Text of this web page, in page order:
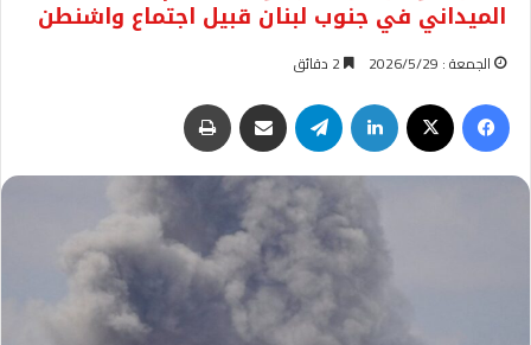
الميداني في جنوب لبنان قبيل اجتماع واشنطن
الجمعة : 2026/5/29
فيسبوك لينكدإن تيلقرام مشاركة عبر البريد